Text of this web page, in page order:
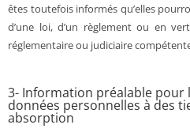
êtes toutefois informés qu’elles
d’une loi, d’un règlement ou en
réglementaire ou judiciaire
3- Information préalable pour
données personnelles à des
absorption